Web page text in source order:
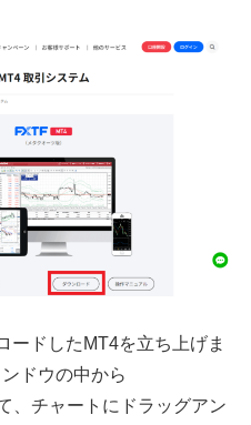
ードした MT4を立ち上げま
ドウの中から
、チャートにドラッグアン